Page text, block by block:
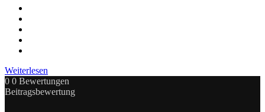
Weiterlesen
0 0 Bewertungen
Beitragsbewertung